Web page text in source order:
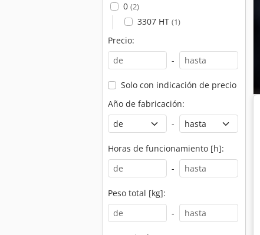
0 (2)
3307 HT (1)
Precio:
-
Solo con indicación de precio
Año de fabricación:
-
Horas de funcionamiento [h]:
-
Peso total [kg]:
-